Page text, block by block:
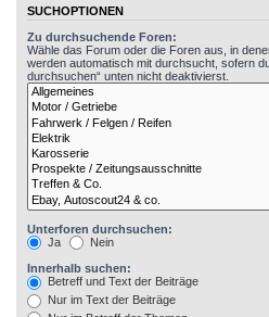
SUCHOPTIONEN
Zu durchsuchende Foren:
Wähle das Forum oder die Foren aus, in
werden automatisch mit durchsucht, sofern
durchsuchen“ unten nicht deaktivierst.
Unterforen durchsuchen:
Ja
Nein
Innerhalb suchen:
Betreff und Text der Beiträge
Nur im Text der Beiträge